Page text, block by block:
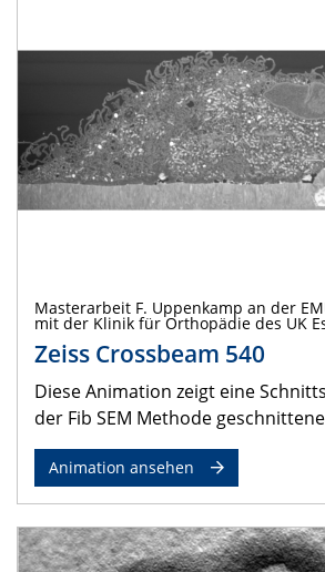
Masterarbeit F. Uppenkamp an der
mit der Klinik für Orthopädie des UK
Zeiss Crossbeam 540
Diese Animation zeigt eine
der Fib SEM Methode
Animation ansehen